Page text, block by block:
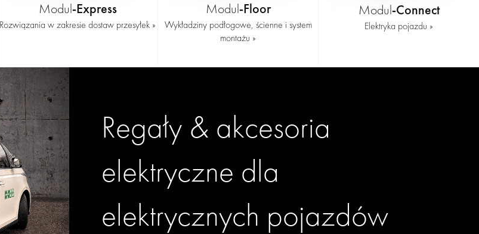
Modul-Express
Rozwiązania w zakresie dostaw przesyłek »
Modul-Floor
Wykładziny podłogowe, ścienne i system
montażu »
Modul-Connect
Elektryka pojazdu »
Regały & akcesoria
elektryczne dla
elektrycznych pojazdów